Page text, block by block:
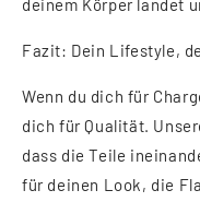
deinem Körper landet
Fazit: Dein Lifestyle,
Wenn du dich für
dich für Qualität.
dass die Teile
für deinen Look, die